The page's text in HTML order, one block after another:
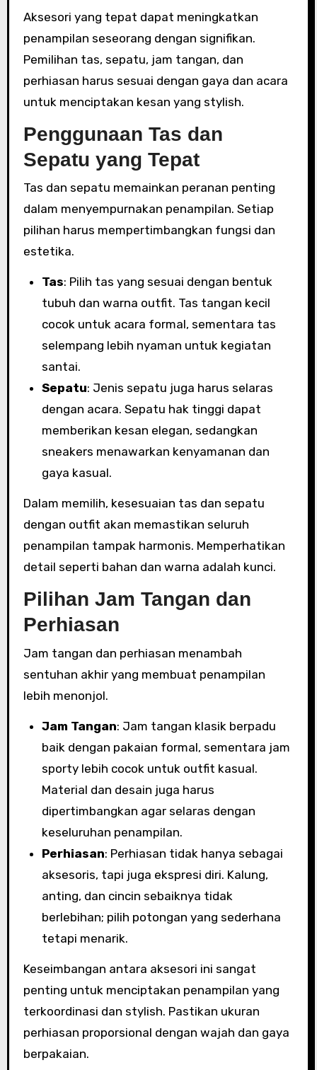
Aksesori yang tepat dapat meningkatkan
penampilan seseorang dengan signifikan.
Pemilihan tas, sepatu, jam tangan, dan
perhiasan harus sesuai dengan gaya dan acara
untuk menciptakan kesan yang stylish.
Penggunaan Tas dan
Sepatu yang Tepat
Tas dan sepatu memainkan peranan penting
dalam menyempurnakan penampilan. Setiap
pilihan harus mempertimbangkan fungsi dan
estetika.
Tas: Pilih tas yang sesuai dengan bentuk
tubuh dan warna outfit. Tas tangan kecil
cocok untuk acara formal, sementara tas
selempang lebih nyaman untuk kegiatan
santai.
Sepatu: Jenis sepatu juga harus selaras
dengan acara. Sepatu hak tinggi dapat
memberikan kesan elegan, sedangkan
sneakers menawarkan kenyamanan dan
gaya kasual.
Dalam memilih, kesesuaian tas dan sepatu
dengan outfit akan memastikan seluruh
penampilan tampak harmonis. Memperhatikan
detail seperti bahan dan warna adalah kunci.
Pilihan Jam Tangan dan
Perhiasan
Jam tangan dan perhiasan menambah
sentuhan akhir yang membuat penampilan
lebih menonjol.
Jam Tangan: Jam tangan klasik berpadu
baik dengan pakaian formal, sementara jam
sporty lebih cocok untuk outfit kasual.
Material dan desain juga harus
dipertimbangkan agar selaras dengan
keseluruhan penampilan.
Perhiasan: Perhiasan tidak hanya sebagai
aksesoris, tapi juga ekspresi diri. Kalung,
anting, dan cincin sebaiknya tidak
berlebihan; pilih potongan yang sederhana
tetapi menarik.
Keseimbangan antara aksesori ini sangat
penting untuk menciptakan penampilan yang
terkoordinasi dan stylish. Pastikan ukuran
perhiasan proporsional dengan wajah dan gaya
berpakaian.